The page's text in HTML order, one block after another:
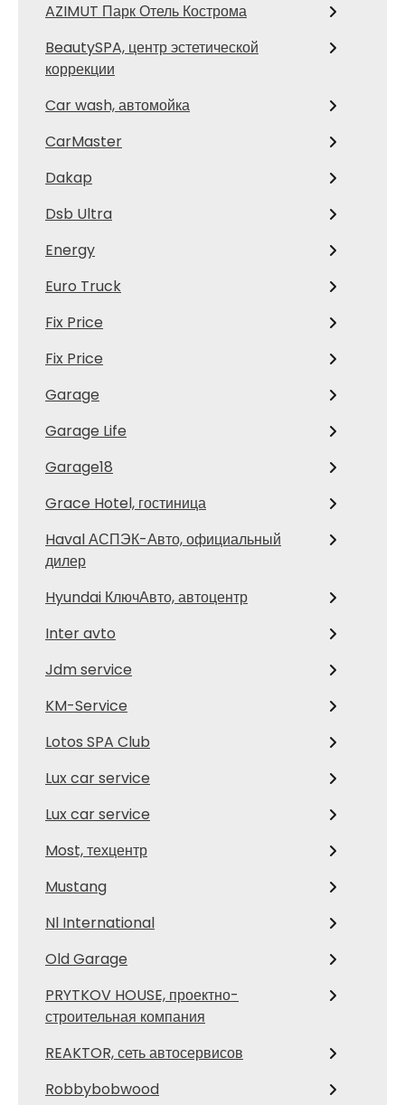
AZIMUT Парк Отель Кострома
BeautySPA, центр эстетической
коррекции
Car wash, автомойка
CarMaster
Dakap
Dsb Ultra
Energy
Euro Truck
Fix Price
Fix Price
Garage
Garage Life
Garage18
Grace Hotel, гостиница
Haval АСПЭК-Авто, официальный
дилер
Hyundai КлючАвто, автоцентр
Inter avto
Jdm service
KM-Service
Lotos SPA Club
Lux car service
Lux car service
Most, техцентр
Mustang
Nl International
Old Garage
PRYTKOV HOUSE, проектно-
строительная компания
REAKTOR, сеть автосервисов
Robbybobwood